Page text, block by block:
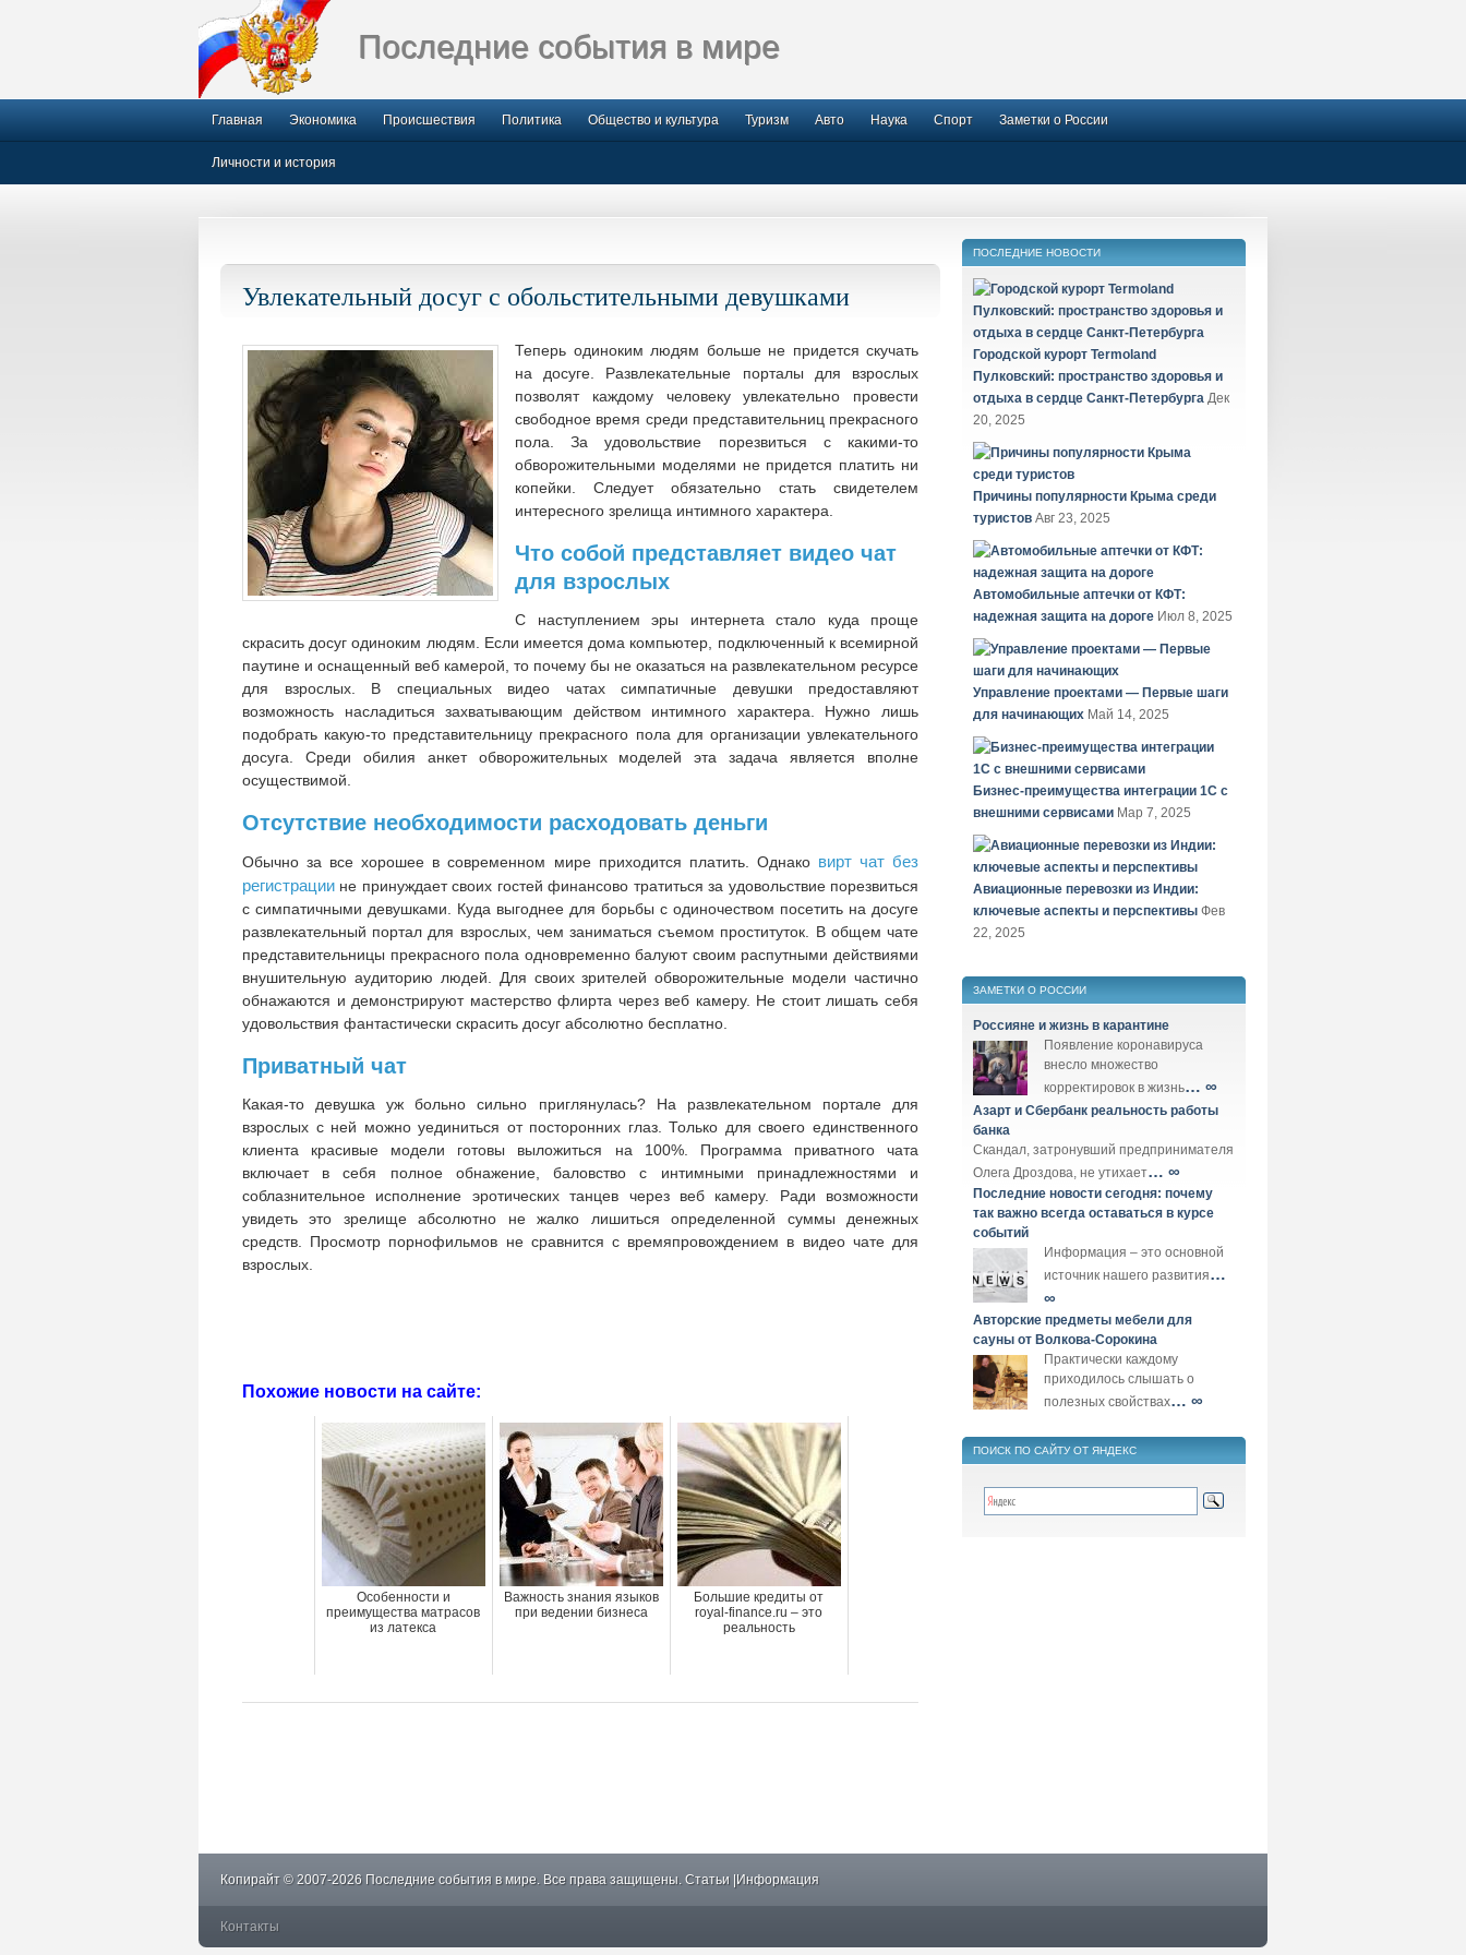
Последние события в мире
Главная Экономика Происшествия Политика Общество и культура Туризм Авто Наука Спорт Заметки о России
Личности и история
Увлекательный досуг с обольстительными девушками
Теперь одиноким людям больше не придется скучать
на досуге. Развлекательные порталы для взрослых
позволят каждому человеку увлекательно провести
свободное время среди представительниц прекрасного
пола.За удовольствие порезвиться с какими-то
обворожительными моделями не придется платить ни
копейки. Следует обязательно стать свидетелем
интересного зрелища интимного характера.
Что собой представляет видео чат
для взрослых
С наступлением эры интернета стало куда проще
скрасить досуг одиноким людям. Если имеется дома компьютер, подключенный к всемирной
паутине и оснащенный веб камерой, то почему бы не оказаться на развлекательном ресурсе
для взрослых. В специальных видео чатах симпатичные девушки предоставляют
возможность насладиться захватывающим действом интимного характера. Нужно лишь
подобрать какую-то представительницу прекрасного пола для организации увлекательного
досуга. Среди обилия анкет обворожительных моделей эта задача является вполне
осуществимой.
Отсутствие необходимости расходовать деньги
Обычно за все хорошее в современном мире приходится платить. Однако вирт чат без
регистрации не принуждает своих гостей финансово тратиться за удовольствие порезвиться
с симпатичными девушками. Куда выгоднее для борьбы с одиночеством посетить на досуге
развлекательный портал для взрослых, чем заниматься съемом проституток. В общем чате
представительницы прекрасного пола одновременно балуют своим распутными действиями
внушительную аудиторию людей. Для своих зрителей обворожительные модели частично
обнажаются и демонстрируют мастерство флирта через веб камеру. Не стоит лишать себя
удовольствия фантастически скрасить досуг абсолютно бесплатно.
Приватный чат
Какая-то девушка уж больно сильно приглянулась? На развлекательном портале для
взрослых с ней можно уединиться от посторонних глаз. Только для своего единственного
клиента красивые модели готовы выложиться на 100%. Программа приватного чата
включает в себя полное обнажение, баловство с интимными принадлежностями и
соблазнительное исполнение эротических танцев через веб камеру. Ради возможности
увидеть это зрелище абсолютно не жалко лишиться определенной суммы денежных
средств. Просмотр порнофильмов не сравнится с времяпровождением в видео чате для
взрослых.
Похожие новости на сайте:
Особенности и
преимущества матрасов
из латекса
Важность знания языков
при ведении бизнеса
Большие кредиты от
royal-finance.ru – это
реальность
ПОСЛЕДНИЕ НОВОСТИ
Городской курорт Termoland
Пулковский: пространство здоровья и
отдыха в сердце Санкт-Петербурга Дек
20, 2025
Причины популярности Крыма среди
туристов Авг 23, 2025
Автомобильные аптечки от КФТ:
надежная защита на дороге Июл 8, 2025
Управление проектами — Первые шаги
для начинающих Май 14, 2025
Бизнес-преимущества интеграции 1С с
внешними сервисами Мар 7, 2025
Авиационные перевозки из Индии:
ключевые аспекты и перспективы Фев
22, 2025
ЗАМЕТКИ О РОССИИ
Россияне и жизнь в карантине
Появление коронавируса
внесло множество
корректировок в жизнь… ∞
Азарт и Сбербанк реальность работы
банка
Скандал, затронувший предпринимателя
Олега Дроздова, не утихает… ∞
Последние новости сегодня: почему
так важно всегда оставаться в курсе
событий
Информация – это основной
источник нашего развития…
∞
Авторские предметы мебели для
сауны от Волкова-Сорокина
Практически каждому
приходилось слышать о
полезных свойствах… ∞
ПОИСК ПО САЙТУ ОТ ЯНДЕКС
Копирайт © 2007-2026 Последние события в мире. Все права защищены. Статьи |Информация
Контакты